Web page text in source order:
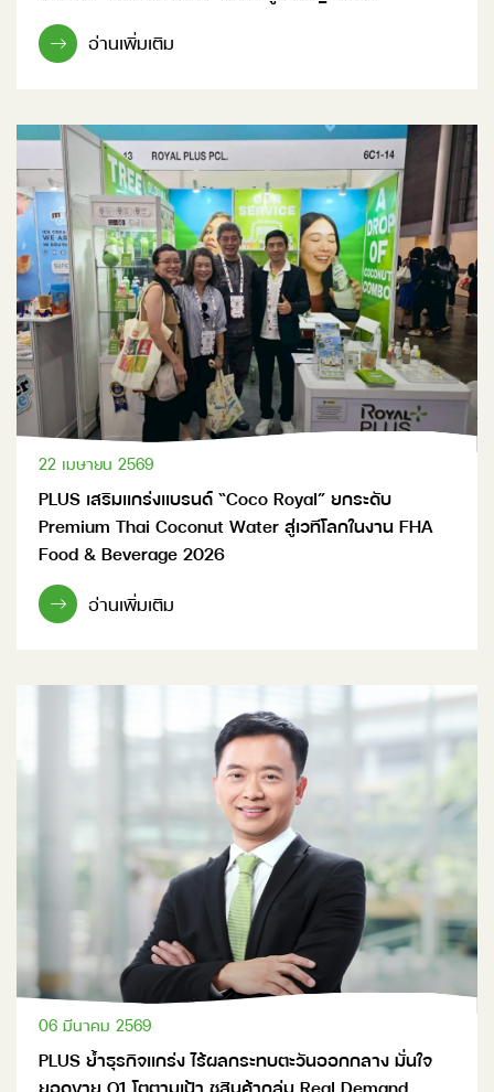
อ่านเพิ่มเติม
22 เมษายน 2569
PLUS เสริมแกร่งแบรนด์ “Coco Royal” ยกระดับ
Premium Thai Coconut Water สู่เวทีโลกในงาน FHA
Food & Beverage 2026
อ่านเพิ่มเติม
06 มีนาคม 2569
PLUS ย้ำธุรกิจแกร่ง ไร้ผลกระทบตะวันออกกลาง มั่นใจ
ยอดขาย Q1 โตตามเป้า ชูสินค้ากลุ่ม Real Demand